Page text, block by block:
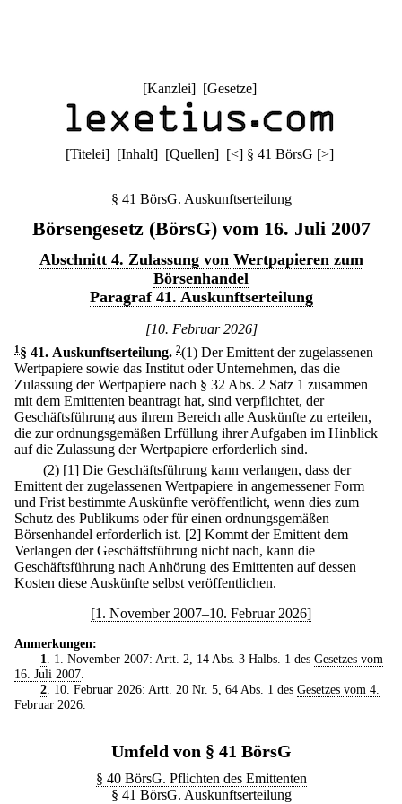
[Kanzlei] [Gesetze]
[Titelei] [Inhalt] [Quellen] [<] § 41 BörsG [>]
§ 41 BörsG. Auskunftserteilung
Börsengesetz (BörsG) vom 16. Juli 2007
Abschnitt 4. Zulassung von Wertpapieren zum
Börsenhandel
Paragraf 41. Auskunftserteilung
[10. Februar 2026]
1 § 41. Auskunftserteilung. 2(1) Der Emittent der zugelassenen
Wertpapiere sowie das Institut oder Unternehmen, das die
Zulassung der Wertpapiere nach § 32 Abs. 2 Satz 1 zusammen
mit dem Emittenten beantragt hat, sind verpflichtet, der
Geschäftsführung aus ihrem Bereich alle Auskünfte zu erteilen,
die zur ordnungsgemäßen Erfüllung ihrer Aufgaben im Hinblick
auf die Zulassung der Wertpapiere erforderlich sind.
(2) [1] Die Geschäftsführung kann verlangen, dass der
Emittent der zugelassenen Wertpapiere in angemessener Form
und Frist bestimmte Auskünfte veröffentlicht, wenn dies zum
Schutz des Publikums oder für einen ordnungsgemäßen
Börsenhandel erforderlich ist. [2] Kommt der Emittent dem
Verlangen der Geschäftsführung nicht nach, kann die
Geschäftsführung nach Anhörung des Emittenten auf dessen
Kosten diese Auskünfte selbst veröffentlichen.
[1. November 2007–10. Februar 2026]
Anmerkungen:
1. 1. November 2007: Artt. 2, 14 Abs. 3 Halbs. 1 des Gesetzes vom
16. Juli 2007.
2. 10. Februar 2026: Artt. 20 Nr. 5, 64 Abs. 1 des Gesetzes vom 4.
Februar 2026.
Umfeld von § 41 BörsG
§ 40 BörsG. Pflichten des Emittenten
§ 41 BörsG. Auskunftserteilung